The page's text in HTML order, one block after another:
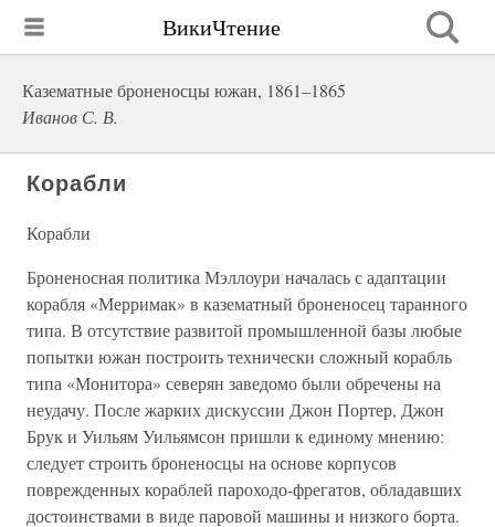
ВикиЧтение
Казематные броненосцы южан, 1861–1865
Иванов С. В.
Корабли
Корабли
Броненосная политика Мэллоури началась с адаптации
корабля «Мерримак» в казематный броненосец таранного
типа. В отсутствие развитой промышленной базы любые
попытки южан построить технически сложный корабль
типа «Монитора» северян заведомо были обречены на
неудачу. После жарких дискуссии Джон Портер, Джон
Брук и Уильям Уильямсон пришли к единому мнению:
следует строить броненосцы на основе корпусов
поврежденных кораблей пароходо-фрегатов, обладавших
достоинствами в виде паровой машины и низкого борта.